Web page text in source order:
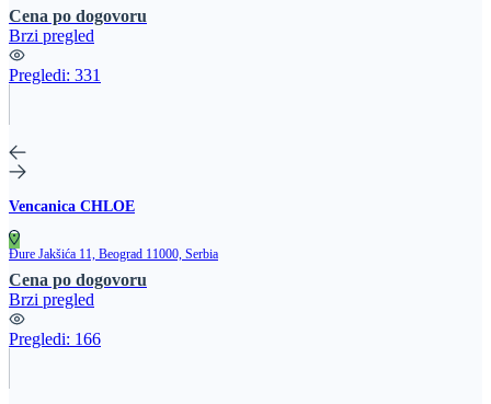
Cena po dogovoru
Brzi pregled
Pregledi: 331
Vencanica CHLOE
Đure Jakšića 11, Beograd 11000, Serbia
Cena po dogovoru
Brzi pregled
Pregledi: 166